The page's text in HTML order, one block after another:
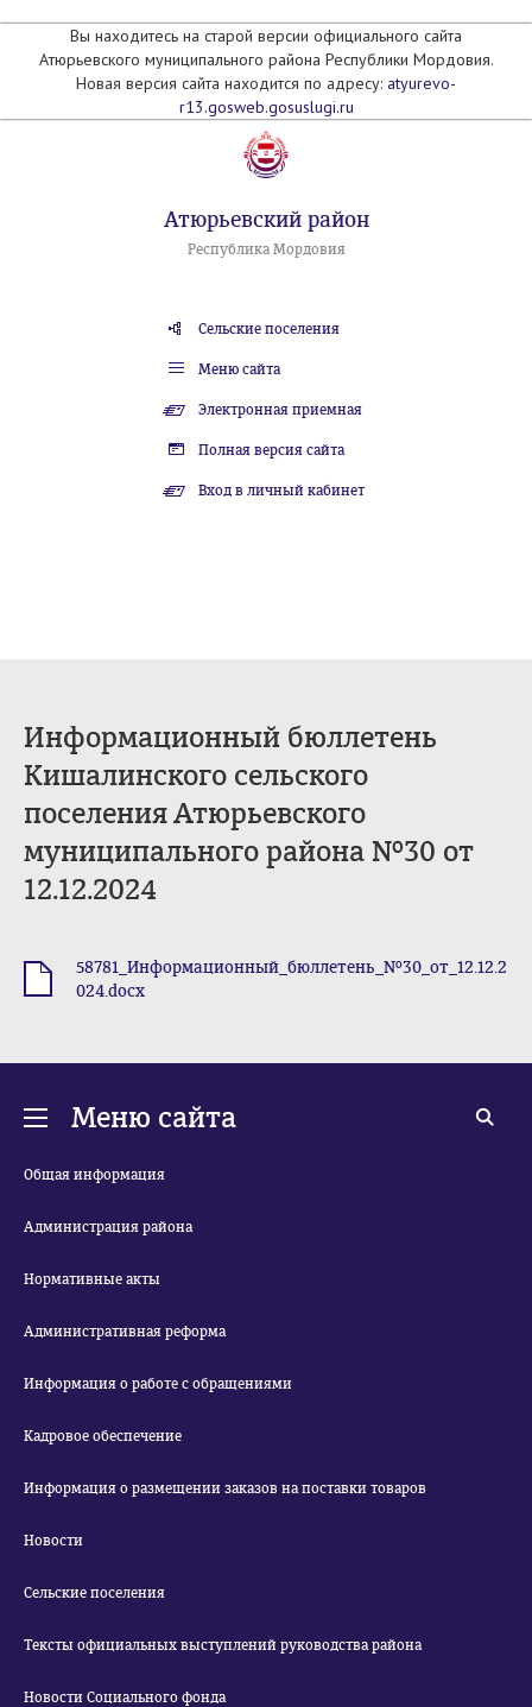
Вы находитесь на старой версии официального сайта
Атюрьевского муниципального района Республики Мордовия.
Новая версия сайта находится по адресу: atyurevo-
r13.gosweb.gosuslugi.ru
Атюрьевский район
Республика Мордовия
Сельские поселения
Меню сайта
Электронная приемная
Полная версия сайта
Вход в личный кабинет
Информационный бюллетень
Кишалинского сельского
поселения Атюрьевского
муниципального района №30 от
12.12.2024
58781_Информационный_бюллетень_№30_от_12.12.2
024.docx
Меню сайта
Общая информация
Администрация района
Нормативные акты
Административная реформа
Информация о работе с обращениями
Кадровое обеспечение
Информация о размещении заказов на поставки товаров
Новости
Сельские поселения
Тексты официальных выступлений руководства района
Новости Социального фонда